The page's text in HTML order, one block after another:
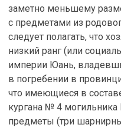
заметно меньшему
с предметами из
следует полагать, что
низкий ранг (или
империи Юань,
в погребении в
что имеющиеся в
кургана № 4
предметы (три